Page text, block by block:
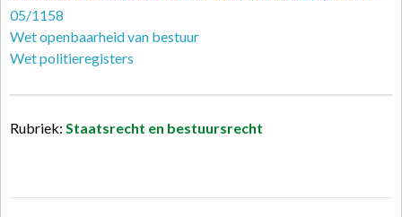
05/1158
Wet openbaarheid van bestuur
Wet politieregisters
Rubriek: Staatsrecht en bestuursrecht